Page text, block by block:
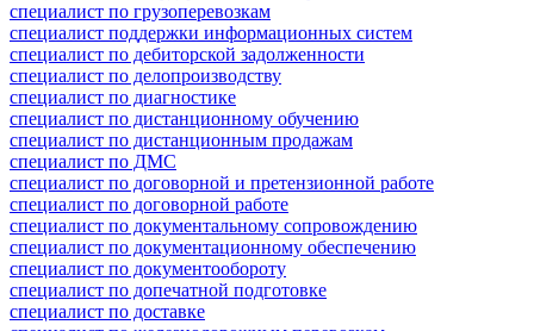
специалист по грузоперевозкам
специалист поддержки информационных систем
специалист по дебиторской задолженности
специалист по делопроизводству
специалист по диагностике
специалист по дистанционному обучению
специалист по дистанционным продажам
специалист по ДМС
специалист по договорной и претензионной работе
специалист по договорной работе
специалист по документальному сопровождению
специалист по документационному обеспечению
специалист по документообороту
специалист по допечатной подготовке
специалист по доставке